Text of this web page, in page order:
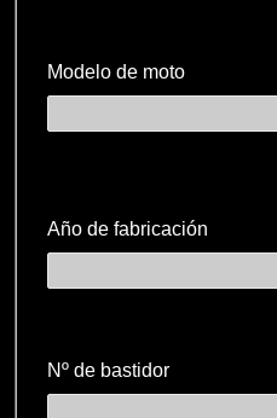
Modelo de moto
Año de fabricación
Nº de bastidor